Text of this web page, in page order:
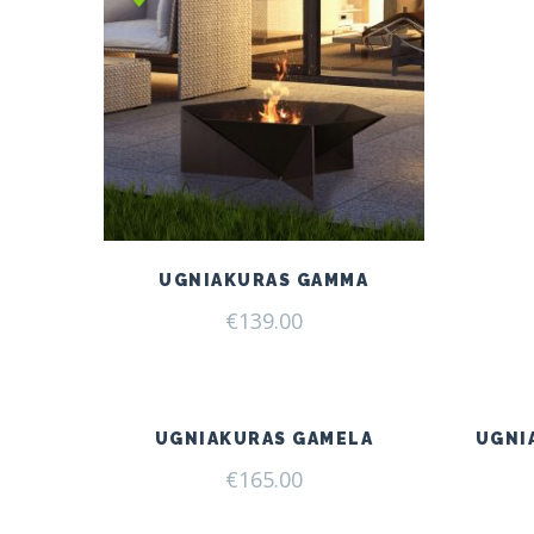
UGNIAKURAS GAMMA
€139.00
UGNIAKURAS GAMELA
€165.00